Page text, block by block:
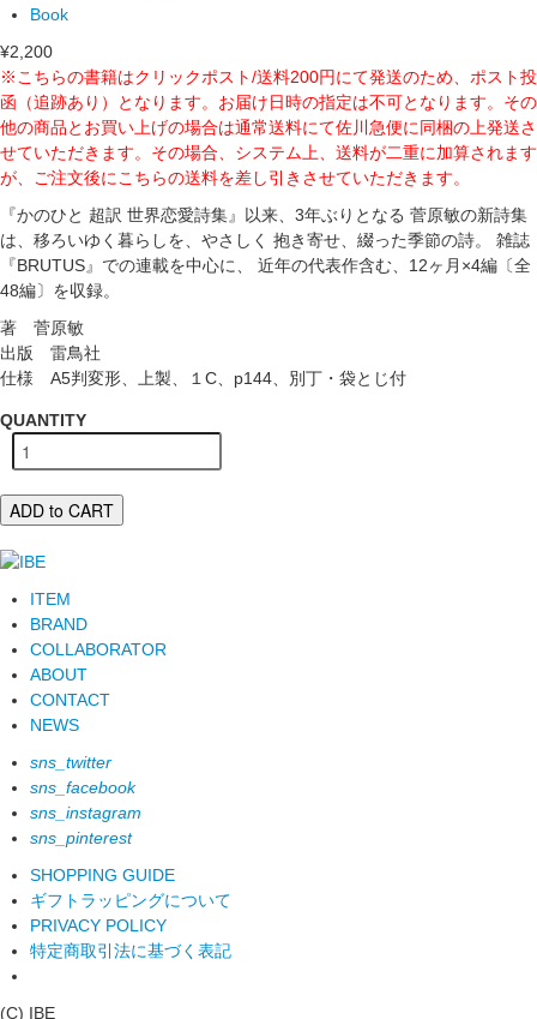
Book
¥2,200
※こちらの書籍はクリックポスト/送料200円にて発送のため、ポスト投
函（追跡あり）となります。お届け日時の指定は不可となります。その
他の商品とお買い上げの場合は通常送料にて佐川急便に同梱の上発送さ
せていただきます。その場合、システム上、送料が二重に加算されます
が、ご注文後にこちらの送料を差し引きさせていただきます。
『かのひと 超訳 世界恋愛詩集』以来、3年ぶりとなる 菅原敏の新詩集
は、移ろいゆく暮らしを、やさしく 抱き寄せ、綴った季節の詩。 雑誌
『BRUTUS』での連載を中心に、 近年の代表作含む、12ヶ月×4編〔全
48編〕を収録。
著 菅原敏
出版 雷鳥社
仕様 A5判変形、上製、１C、p144、別丁・袋とじ付
QUANTITY
ADD to CART
ITEM
BRAND
COLLABORATOR
ABOUT
CONTACT
NEWS
sns_twitter
sns_facebook
sns_instagram
sns_pinterest
SHOPPING GUIDE
ギフトラッピングについて
PRIVACY POLICY
特定商取引法に基づく表記
(C) IBE